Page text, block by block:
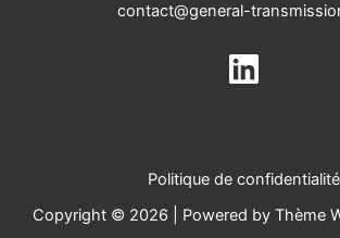
contact@general-
Politique de confidentialité
Copyright © 2026 | Powered by Thème